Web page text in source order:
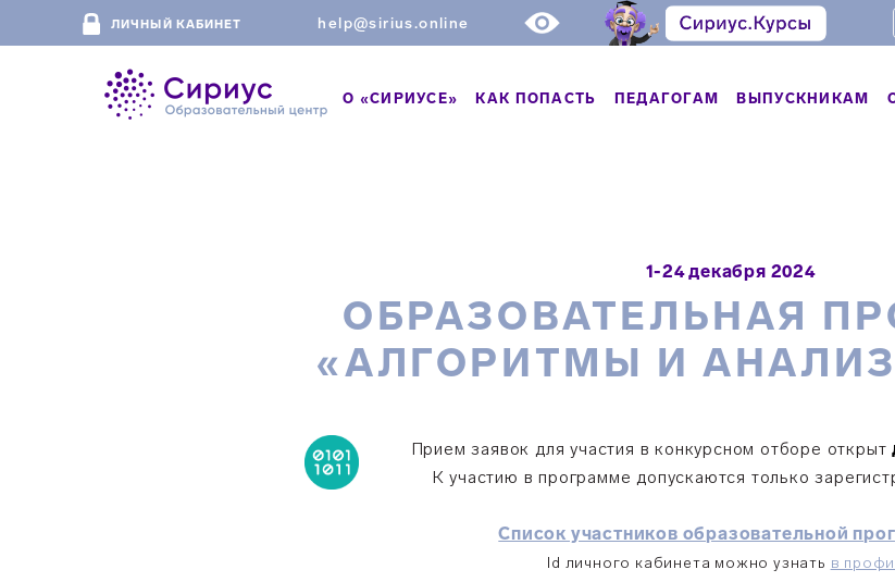
ЛИЧНЫЙ КАБИНЕТ help@sirius.online
О «СИРИУСЕ» КАК ПОПАСТЬ ПЕДАГОГАМ ВЫПУСКНИКАМ
1-24 декабря 2024
ОБРАЗОВАТЕЛЬНАЯ
«АЛГОРИТМЫ И
Прием заявок для участия в конкурсном отборе открыт
К участию в программе допускаются только
Список участников образовательной
Id личного кабинета можно узнать в